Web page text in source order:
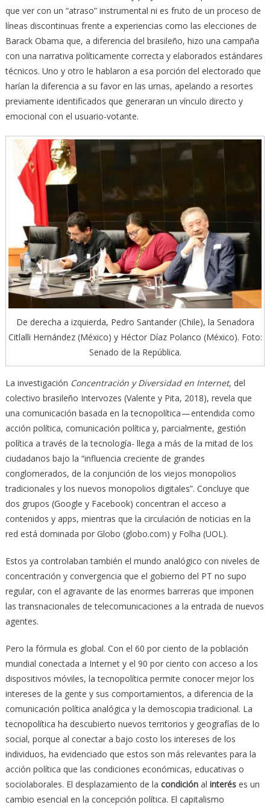
que ver con un “atraso” instrumental ni es fruto de un proceso de
líneas discontinuas frente a experiencias como las elecciones de
Barack Obama que, a diferencia del brasileño, hizo una campaña
con una narrativa políticamente correcta y elaborados estándares
técnicos. Uno y otro le hablaron a esa porción del electorado que
harían la diferencia a su favor en las urnas, apelando a resortes
previamente identificados que generaran un vínculo directo y
emocional con el usuario-votante.
De derecha a izquierda, Pedro Santander (Chile), la Senadora
Citlalli Hernández (México) y Héctor Díaz Polanco (México). Foto:
Senado de la República.
La investigación Concentración y Diversidad en Internet, del
colectivo brasileño Intervozes (Valente y Pita, 2018), revela que
una comunicación basada en la tecnopolítica — entendida como
acción política, comunicación política y, parcialmente, gestión
política a través de la tecnología- llega a más de la mitad de los
ciudadanos bajo la “influencia creciente de grandes
conglomerados, de la conjunción de los viejos monopolios
tradicionales y los nuevos monopolios digitales”. Concluye que
dos grupos (Google y Facebook) concentran el acceso a
contenidos y apps, mientras que la circulación de noticias en la
red está dominada por Globo (globo.com) y Folha (UOL).
Estos ya controlaban también el mundo analógico con niveles de
concentración y convergencia que el gobierno del PT no supo
regular, con el agravante de las enormes barreras que imponen
las transnacionales de telecomunicaciones a la entrada de nuevos
agentes.
Pero la fórmula es global. Con el 60 por ciento de la población
mundial conectada a Internet y el 90 por ciento con acceso a los
dispositivos móviles, la tecnopolítica permite conocer mejor los
intereses de la gente y sus comportamientos, a diferencia de la
comunicación política analógica y la demoscopia tradicional. La
tecnopolítica ha descubierto nuevos territorios y geografías de lo
social, porque al conectar a bajo costo los intereses de los
individuos, ha evidenciado que estos son más relevantes para la
acción política que las condiciones económicas, educativas o
sociolaborales. El desplazamiento de la condiciónal interéses un
cambio esencial en la concepción política. El capitalismo